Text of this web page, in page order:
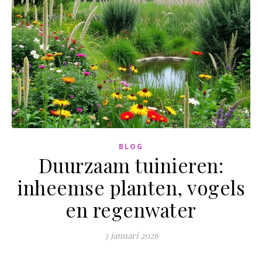
BLOG
Duurzaam tuinieren:
inheemse planten, vogels
en regenwater
3 januari 2026